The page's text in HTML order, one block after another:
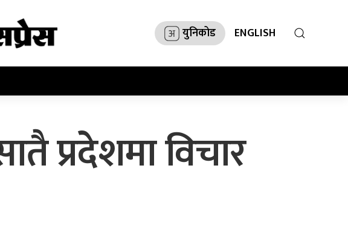
युनिकोड ENGLISH
प्रदेशमा विचार